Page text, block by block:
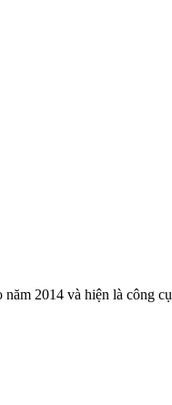
2014 và hiện là công